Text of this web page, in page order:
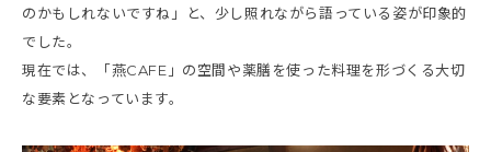
のかもしれないですね」と、少し照れながら語っている姿が印象的
でした。
現在では、「燕CAFE」の空間や薬膳を使った料理を形づくる大切
な要素となっています。